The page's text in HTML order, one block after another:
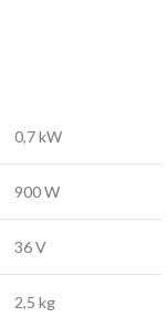
0,7 kW
900 W
36 V
2,5 kg